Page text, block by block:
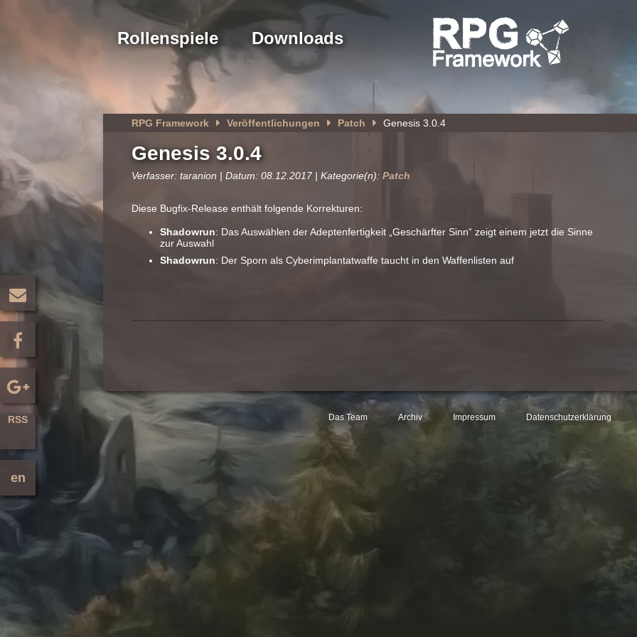
Rollenspiele Downloads
RPG Framework Veröffentlichungen Patch Genesis 3.0.4
Genesis 3.0.4
Verfasser: taranion | Datum: 08.12.2017 | Kategorie(n): Patch
Diese Bugfix-Release enthält folgende Korrekturen:
Shadowrun: Das Auswählen der Adeptenfertigkeit „Geschärfter Sinn“ zeigt einem jetzt die Sinne
zur Auswahl
Shadowrun: Der Sporn als Cyberimplantatwaffe taucht in den Waffenlisten auf
RSS
en
Das Team Archiv Impressum Datenschutzerklärung